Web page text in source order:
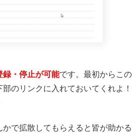
録・停止が可能です。最初からこの
のリンクに入れておいてくれよ！
で拡散してもらえると皆が助かる